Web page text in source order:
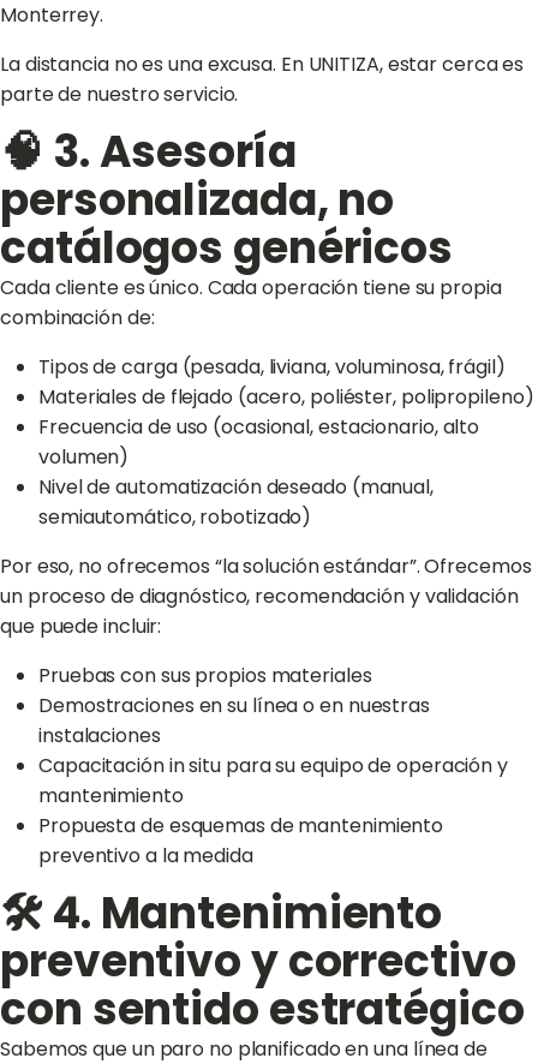
Monterrey.
La distancia no es una excusa. En UNITIZA, estar cerca es
parte de nuestro servicio.
🧠 3. Asesoría
personalizada, no
catálogos genéricos
Cada cliente es único. Cada operación tiene su propia
combinación de:
Tipos de carga (pesada, liviana, voluminosa, frágil)
Materiales de flejado (acero, poliéster, polipropileno)
Frecuencia de uso (ocasional, estacionario, alto
volumen)
Nivel de automatización deseado (manual,
semiautomático, robotizado)
Por eso, no ofrecemos “la solución estándar”. Ofrecemos
un proceso de diagnóstico, recomendación y validación
que puede incluir:
Pruebas con sus propios materiales
Demostraciones en su línea o en nuestras
instalaciones
Capacitación in situ para su equipo de operación y
mantenimiento
Propuesta de esquemas de mantenimiento
preventivo a la medida
🛠️ 4. Mantenimiento
preventivo y correctivo
con sentido estratégico
Sabemos que un paro no planificado en una línea de